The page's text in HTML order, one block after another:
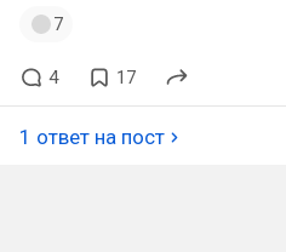
7
4 17
1 ответ на пост